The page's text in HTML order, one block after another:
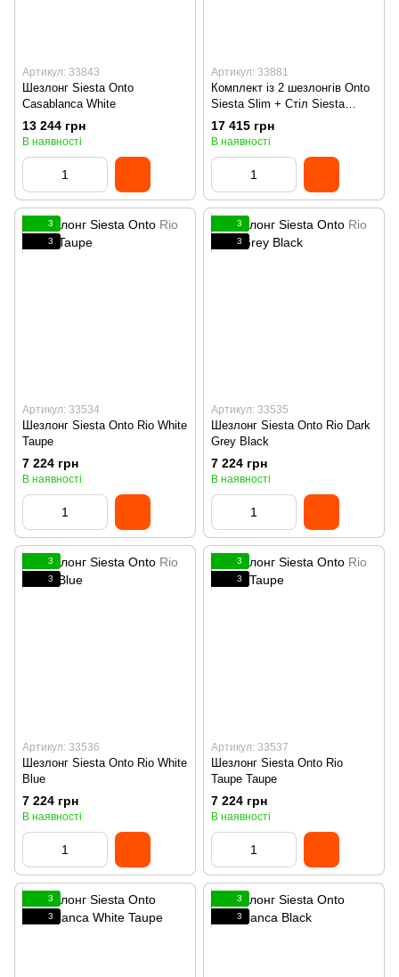
Артикул: 33843
Шезлонг Siesta Onto
Casablanca White
13 244 грн
В наявності
Артикул: 33881
Комплект із 2 шезлонгів Onto
Siesta Slim + Стіл Siesta
Ocean Side Table - Taupe
17 415 грн
В наявності
3
3
Артикул: 33534
Шезлонг Siesta Onto Rio White
Taupe
7 224 грн
В наявності
3
3
Артикул: 33535
Шезлонг Siesta Onto Rio Dark
Grey Black
7 224 грн
В наявності
3
3
Артикул: 33536
Шезлонг Siesta Onto Rio White
Blue
7 224 грн
В наявності
3
3
Артикул: 33537
Шезлонг Siesta Onto Rio
Taupe Taupe
7 224 грн
В наявності
3
3
3
3